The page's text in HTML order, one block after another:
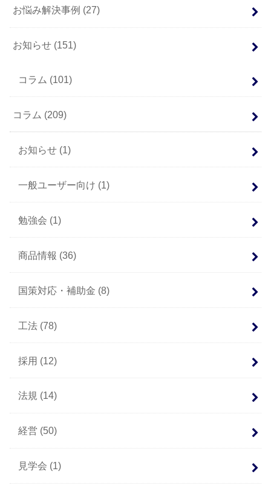
お悩み解決事例 (27)
お知らせ (151)
コラム (101)
コラム (209)
お知らせ (1)
一般ユーザー向け (1)
勉強会 (1)
商品情報 (36)
国策対応・補助金 (8)
工法 (78)
採用 (12)
法規 (14)
経営 (50)
見学会 (1)